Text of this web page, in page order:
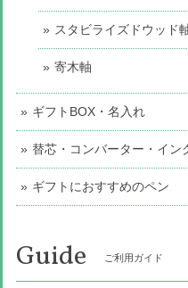
スタビライズドウッド
寄木軸
ギフトBOX・名入れ
替芯・コンバーター・イン
ギフトにおすすめのペン
Guide ご利用ガイド